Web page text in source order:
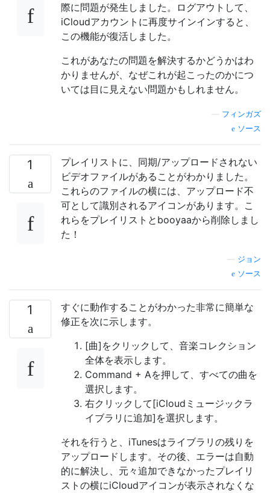
際に問題が発生しました。ログアウトして、
iCloudアカウントに再度サインインすると、
この機能が復活しました。
これがあなたの問題を解決するかどうかはわ
かりませんが、なぜこれが起こったのかにつ
いては目に見えない問題かもしれません。
フィンガズ
ソース
1
プレイリストに、同期/アップロードされない
ビデオファイルがあることがわかりました。
これらのファイルの横には、アップロード不
可として識別されるアイコンがあります。こ
れらをプレイリストとbooyaaから削除しまし
た！
ジョン
ソース
1
すぐに動作することがわかった非常に簡単な
修正を次に示します。
[曲]をクリックして、音楽コレクション
全体を表示します。
Command + Aを押して、すべての曲を
選択します。
右クリックして[iCloudミュージックラ
イブラリに追加]を選択します。
それを行うと、iTunesはライブラリの残りを
アップロードします。その後、エラーは自動
的に解決し、元々追加できなかったプレイリ
ストの横にiCloudアイコンが表示されなくな